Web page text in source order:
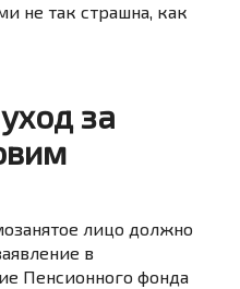
не так страшна, как
за
лицо должно
в
Пенсионного фонда